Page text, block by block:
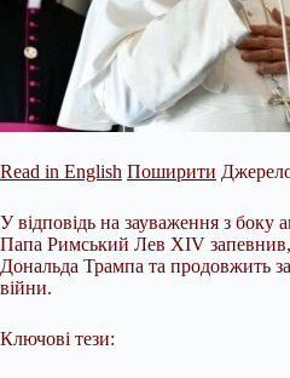
Read in English Поширити
У відповідь на зауваження з боку
Папа Римський Лев XIV
Дональда Трампа та продовжить
війни.
Ключові тези: